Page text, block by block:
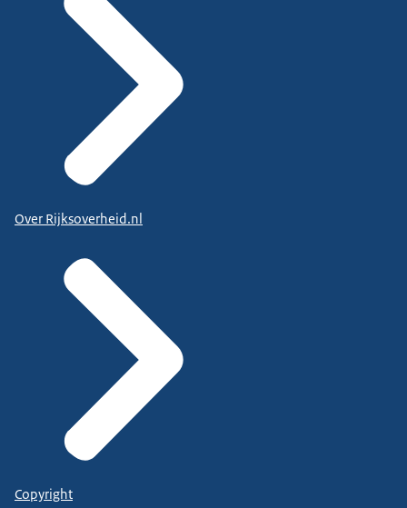
Over Rijksoverheid.nl
Copyright